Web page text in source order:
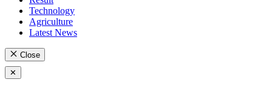
Technology
Agriculture
Latest News
Close
✕